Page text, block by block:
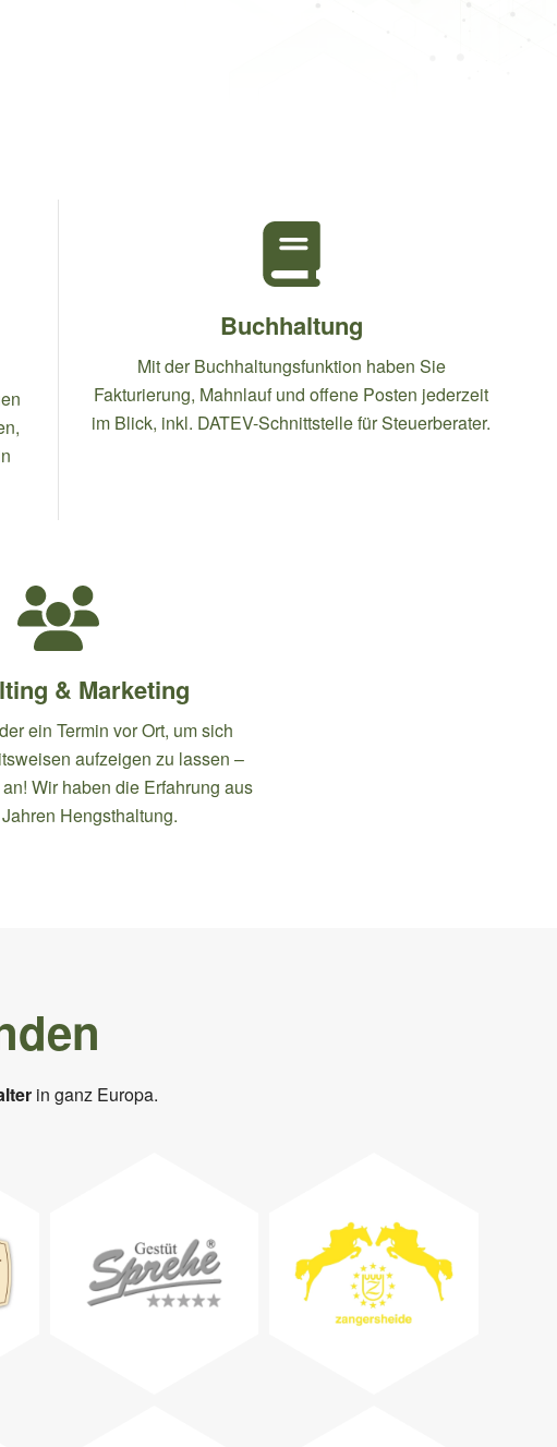
Buchhaltung
Mit der Buchhaltungsfunktion haben Sie
Fakturierung, Mahnlauf und offene Posten jederzeit
im Blick, inkl. DATEV-Schnittstelle für Steuerberater.
& Marketing
ein Termin vor Ort, um sich
aufzeigen zu lassen –
Wir haben die Erfahrung aus
Hengsthaltung.
in ganz Europa.